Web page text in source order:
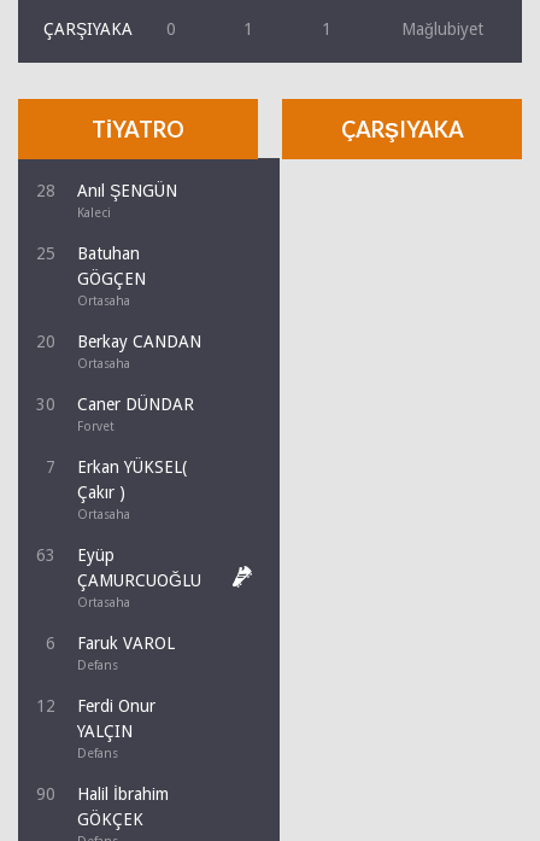
ÇARŞIYAKA 0 1 1 Mağlubiyet
TİYATRO
28 Anıl ŞENGÜN
Kaleci
25
Batuhan
GÖGÇEN
Ortasaha
20 Berkay CANDAN
Ortasaha
30 Caner DÜNDAR
Forvet
7
Erkan YÜKSEL(
Çakır )
Ortasaha
63
Eyüp
ÇAMURCUOĞLU
Ortasaha
6 Faruk VAROL
Defans
12
Ferdi Onur
YALÇIN
Defans
90
Halil İbrahim
GÖKÇEK
ÇARŞIYAKA